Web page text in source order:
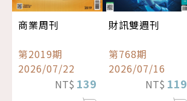
商業周刊
第2019期
2026/07/22
NT$ 139
財訊雙週刊
第768期
2026/07/16
NT$ 119